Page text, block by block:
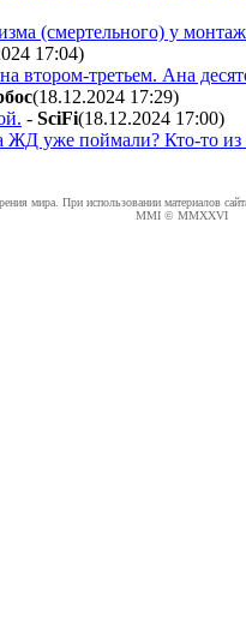
(смертельного) у
17:04)
втором-третьем. Ана
(18.12.2024 17:29)
- SciFi(18.12.2024 17:00)
уже поймали? Кто-то
мира. При использовании материалов
MMI © MMXXVI